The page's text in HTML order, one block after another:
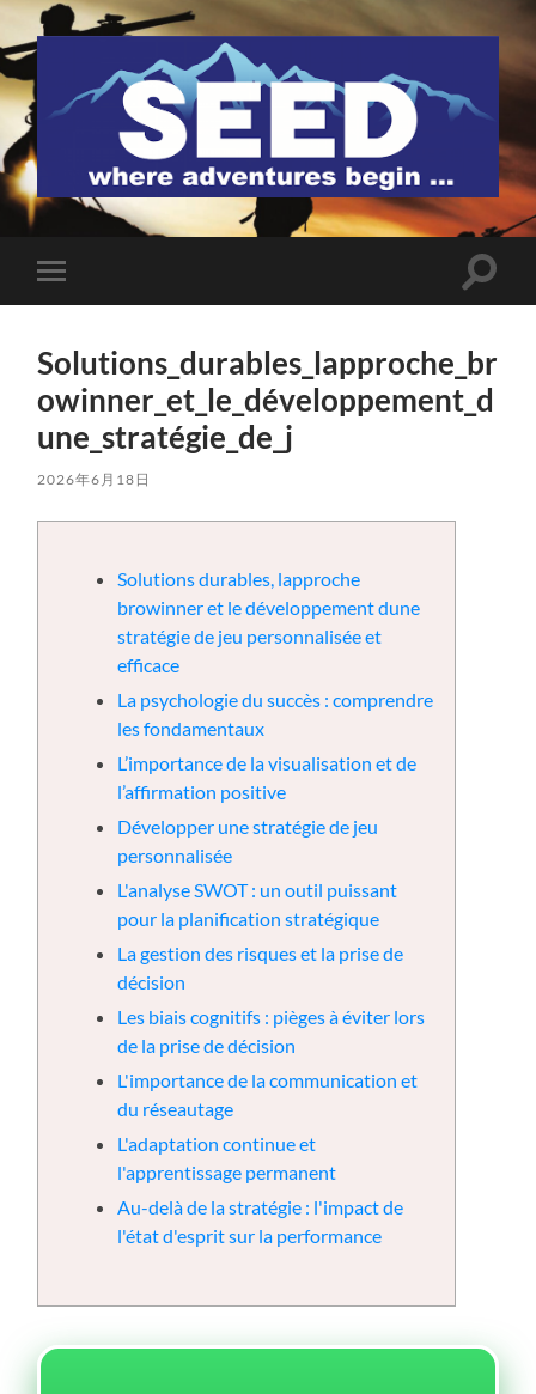
SEED
モ
バ
ル
メ
ュ
を
り
え
検
ー
ル
ド
を
Solutions_durables_lapproche_br
owinner_et_le_développement_d
une_stratégie_de_j
2026年6月18日
Solutions durables, lapproche
browinner et le développement dune
stratégie de jeu personnalisée et
efficace
La psychologie du succès : comprendre
les fondamentaux
L’importance de la visualisation et de
l’affirmation positive
Développer une stratégie de jeu
personnalisée
L'analyse SWOT : un outil puissant
pour la planification stratégique
La gestion des risques et la prise de
décision
Les biais cognitifs : pièges à éviter lors
de la prise de décision
L'importance de la communication et
du réseautage
L'adaptation continue et
l'apprentissage permanent
Au-delà de la stratégie : l'impact de
l'état d'esprit sur la performance